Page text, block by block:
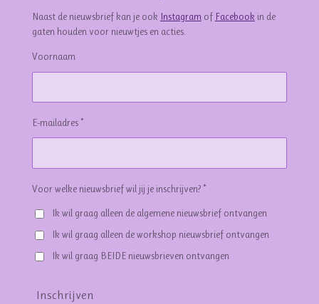
Naast de nieuwsbrief kan je ook Instagram of Facebook in de
gaten houden voor nieuwtjes en acties.
Voornaam
E-mailadres *
Voor welke nieuwsbrief wil jij je inschrijven? *
Ik wil graag alleen de algemene nieuwsbrief ontvangen
Ik wil graag alleen de workshop nieuwsbrief ontvangen
Ik wil graag BEIDE nieuwsbrieven ontvangen
Inschrijven